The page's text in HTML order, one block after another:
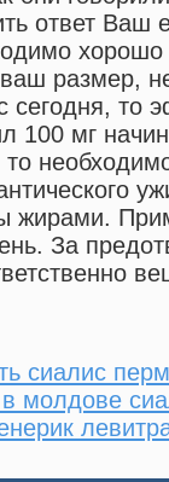
ответ Ваш
размер,
то
100 мг
жирами.
За
сиалис
в молдове